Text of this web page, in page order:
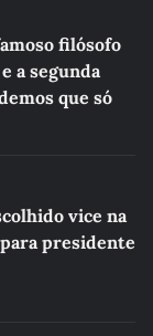
filósofo
a segunda
que só
vice na
presidente